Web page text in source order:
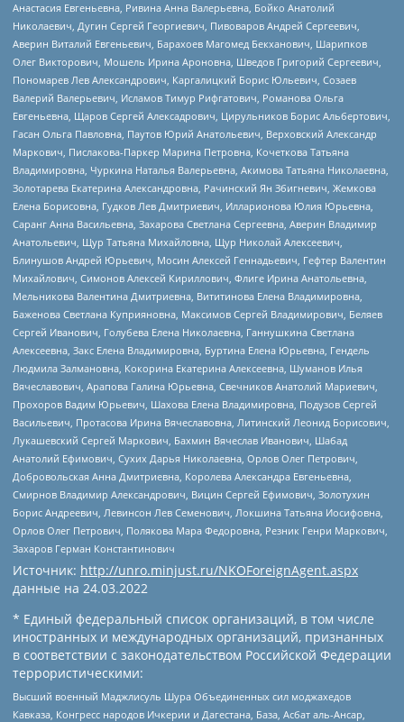
Анастасия Евгеньевна, Ривина Анна Валерьевна, Бойко Анатолий
Николаевич, Дугин Сергей Георгиевич, Пивоваров Андрей Сергеевич,
Аверин Виталий Евгеньевич, Барахоев Магомед Бекханович, Шарипков
Олег Викторович, Мошель Ирина Ароновна, Шведов Григорий Сергеевич,
Пономарев Лев Александрович, Каргалицкий Борис Юльевич, Созаев
Валерий Валерьевич, Исламов Тимур Рифгатович, Романова Ольга
Евгеньевна, Щаров Сергей Алексадрович, Цирульников Борис Альбертович,
Гасан Ольга Павловна, Паутов Юрий Анатольевич, Верховский Александр
Маркович, Пислакова-Паркер Марина Петровна, Кочеткова Татьяна
Владимировна, Чуркина Наталья Валерьевна, Акимова Татьяна Николаевна,
Золотарева Екатерина Александровна, Рачинский Ян Збигневич, Жемкова
Елена Борисовна, Гудков Лев Дмитриевич, Илларионова Юлия Юрьевна,
Саранг Анна Васильевна, Захарова Светлана Сергеевна, Аверин Владимир
Анатольевич, Щур Татьяна Михайловна, Щур Николай Алексеевич,
Блинушов Андрей Юрьевич, Мосин Алексей Геннадьевич, Гефтер Валентин
Михайлович, Симонов Алексей Кириллович, Флиге Ирина Анатольевна,
Мельникова Валентина Дмитриевна, Вититинова Елена Владимировна,
Баженова Светлана Куприяновна, Максимов Сергей Владимирович, Беляев
Сергей Иванович, Голубева Елена Николаевна, Ганнушкина Светлана
Алексеевна, Закс Елена Владимировна, Буртина Елена Юрьевна, Гендель
Людмила Залмановна, Кокорина Екатерина Алексеевна, Шуманов Илья
Вячеславович, Арапова Галина Юрьевна, Свечников Анатолий Мариевич,
Прохоров Вадим Юрьевич, Шахова Елена Владимировна, Подузов Сергей
Васильевич, Протасова Ирина Вячеславовна, Литинский Леонид Борисович,
Лукашевский Сергей Маркович, Бахмин Вячеслав Иванович, Шабад
Анатолий Ефимович, Сухих Дарья Николаевна, Орлов Олег Петрович,
Добровольская Анна Дмитриевна, Королева Александра Евгеньевна,
Смирнов Владимир Александрович, Вицин Сергей Ефимович, Золотухин
Борис Андреевич, Левинсон Лев Семенович, Локшина Татьяна Иосифовна,
Орлов Олег Петрович, Полякова Мара Федоровна, Резник Генри Маркович,
Захаров Герман Константинович
Источник: http://unro.minjust.ru/NKOForeignAgent.aspx
данные на 24.03.2022
* Единый федеральный список организаций, в том числе
иностранных и международных организаций, признанных
в соответствии с законодательством Российской Федерации
террористическими:
Высший военный Маджлисуль Шура Объединенных сил моджахедов
Кавказа, Конгресс народов Ичкерии и Дагестана, База, Асбат аль-Ансар,